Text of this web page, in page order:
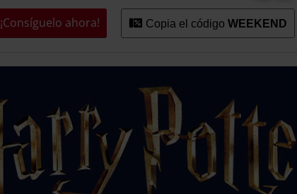
Ropa
Alternativa
¡Consíguelo ahora! Copia el código WEEKEND